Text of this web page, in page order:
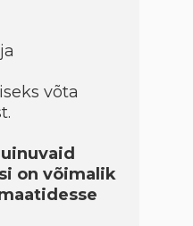
võta
on võimalik